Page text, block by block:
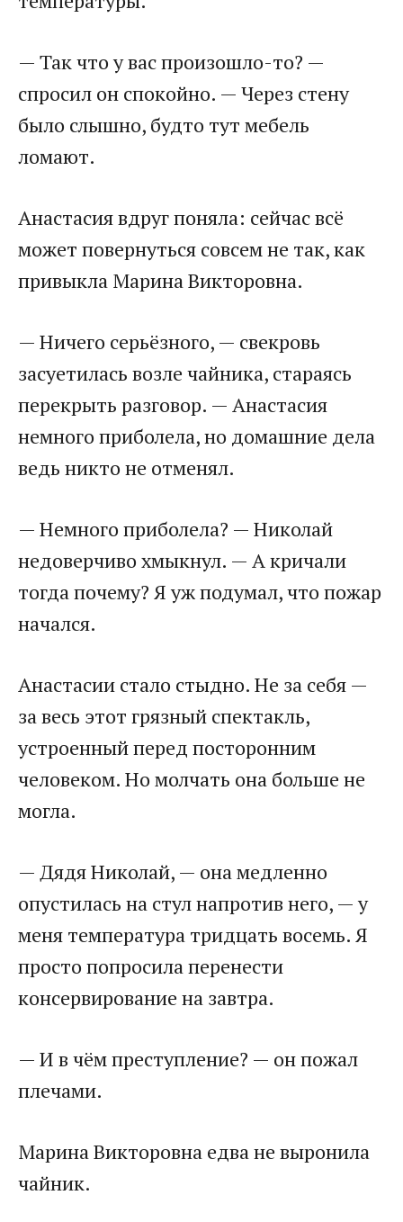
— Так что у вас произошло-то? —
спросил он спокойно. — Через стену
было слышно, будто тут мебель
ломают.
Анастасия вдруг поняла: сейчас всё
может повернуться совсем не так, как
привыкла Марина Викторовна.
— Ничего серьёзного, — свекровь
засуетилась возле чайника, стараясь
перекрыть разговор. — Анастасия
немного приболела, но домашние дела
ведь никто не отменял.
— Немного приболела? — Николай
недоверчиво хмыкнул. — А кричали
тогда почему? Я уж подумал, что пожар
начался.
Анастасии стало стыдно. Не за себя —
за весь этот грязный спектакль,
устроенный перед посторонним
человеком. Но молчать она больше не
могла.
— Дядя Николай, — она медленно
опустилась на стул напротив него, — у
меня температура тридцать восемь. Я
просто попросила перенести
консервирование на завтра.
— И в чём преступление? — он пожал
плечами.
Марина Викторовна едва не выронила
чайник.